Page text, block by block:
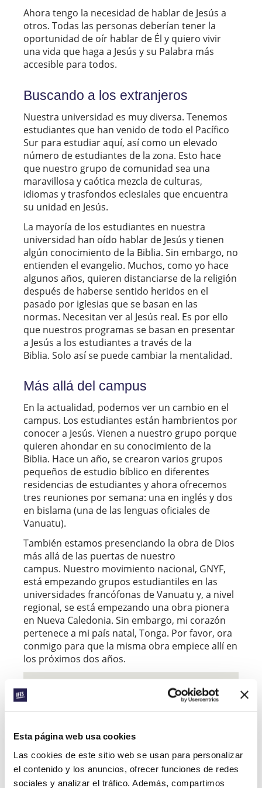
Esta página web usa cookies
Las cookies de este sitio web se usan para personalizar
el contenido y los anuncios, ofrecer funciones de redes
sociales y analizar el tráfico. Además, compartimos
Ahora tengo la necesidad de hablar de Jesús a
otros. Todas las personas deberían tener la
oportunidad de oír hablar de Él y quiero vivir
una vida que haga a Jesús y su Palabra más
accesible para todos.
Buscando a los extranjeros
Nuestra universidad es muy diversa. Tenemos
estudiantes que han venido de todo el Pacífico
Sur para estudiar aquí, así como un elevado
número de estudiantes de la zona. Esto hace
que nuestro grupo de comunidad sea una
maravillosa y caótica mezcla de culturas,
idiomas y trasfondos eclesiales que encuentra
su unidad en Jesús.
La mayoría de los estudiantes en nuestra
universidad han oído hablar de Jesús y tienen
algún conocimiento de la Biblia. Sin embargo, no
entienden el evangelio. Muchos, como yo hace
algunos años, quieren distanciarse de la religión
después de haberse sentido heridos en el
pasado por iglesias que se basan en las
normas. Necesitan ver al Jesús real. Es por ello
que nuestros programas se basan en presentar
a Jesús a los estudiantes a través de la
Biblia. Solo así se puede cambiar la mentalidad.
Más allá del campus
En la actualidad, podemos ver un cambio en el
campus. Los estudiantes están hambrientos por
conocer a Jesús. Vienen a nuestro grupo porque
quieren ahondar en su conocimiento de la
Biblia. Hace un año, se crearon varios grupos
pequeños de estudio bíblico en diferentes
residencias de estudiantes y ahora ofrecemos
tres reuniones por semana: una en inglés y dos
en bislama (una de las lenguas oficiales de
Vanuatu).
También estamos presenciando la obra de Dios
más allá de las puertas de nuestro
campus. Nuestro movimiento nacional, GNYF,
está empezando grupos estudiantiles en las
universidades francófonas de Vanuatu y, a nivel
regional, se está empezando una obra pionera
en Nueva Caledonia. Sin embargo, mi corazón
pertenece a mi país natal, Tonga. Por favor, ora
conmigo para que la misma obra empiece allí en
los próximos dos años.
Compartir: FacebookWhatsApp
Email LinkedInTeams